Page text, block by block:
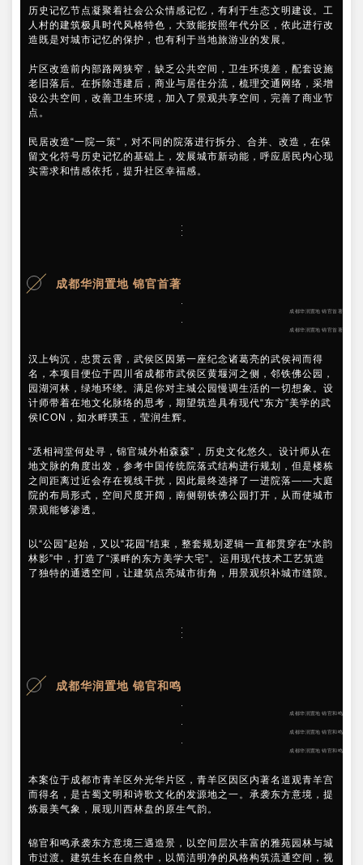
历史记忆节点凝聚着社会公众情感记忆，有利于生态文明建设。工
人村的建筑极具时代风格特色，大致能按照年代分区，依此进行改
造既是对城市记忆的保护，也有利于当地旅游业的发展。
片区改造前内部路网狭窄，缺乏公共空间，卫生环境差，配套设施
老旧落后。在拆除违建后，商业与居住分流，梳理交通网络，采增
设公共空间，改善卫生环境，加入了景观共享空间，完善了商业节
点。
民居改造“一院一策”，对不同的院落进行拆分、合并、改造，在保
留文化符号历史记忆的基础上，发展城市新动能，呼应居民内心现
实需求和情感依托，提升社区幸福感。
成都华润置地 锦官首著
成都华润置地 锦官首著
成都华润置地 锦官首著
汉上钩沉，忠贯云霄，武侯区因第一座纪念诸葛亮的武侯祠而得
名，本项目便位于四川省成都市武侯区黄堰河之侧，邻铁佛公园，
园湖河林，绿地环绕。满足你对主城公园慢调生活的一切想象。设
计师带着在地文化脉络的思考，期望筑造具有现代“东方”美学的武
侯ICON，如水畔璞玉，莹润生辉。
“丞相祠堂何处寻，锦官城外柏森森”，历史文化悠久。设计师从在
地文脉的角度出发，参考中国传统院落式结构进行规划，但是楼栋
之间距离过近会存在视线干扰，因此最终选择了一进院落——大庭
院的布局形式，空间尺度开阔，南侧朝铁佛公园打开，从而使城市
景观能够渗透。
以“公园”起始，又以“花园”结束，整套规划逻辑一直都贯穿在“水韵
林影”中，打造了“溪畔的东方美学大宅”。运用现代技术工艺筑造
了独特的通透空间，让建筑点亮城市街角，用景观织补城市缝隙。
成都华润置地 锦官和鸣
成都华润置地 锦官和鸣
成都华润置地 锦官和鸣
成都华润置地 锦官和鸣
本案位于成都市青羊区外光华片区，青羊区因区内著名道观青羊宫
而得名，是古蜀文明和诗歌文化的发源地之一。承袭东方意境，提
炼最美气象，展现川西林盘的原生气韵。
锦官和鸣承袭东方意境三遇造景，以空间层次丰富的雅苑园林与城
市过渡。建筑生长在自然中，以简洁明净的风格构筑流通空间，视